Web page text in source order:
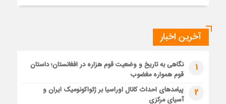
آخرین اخبار
1
نگاهی به تاریخ و وضعیت قوم هزاره در افغانستان؛ داستان
قوم همواره مغضوب
2
پیامدهای احداث کانال اوراسیا بر ژئواکونومیک ایران و
آسیای مرکزی